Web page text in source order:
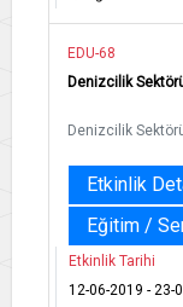
EDU-68
Denizcilik
Denizcilik
Etkinlik
Eğitim /
Etkinlik Tarihi
12-06-2019 - 23-